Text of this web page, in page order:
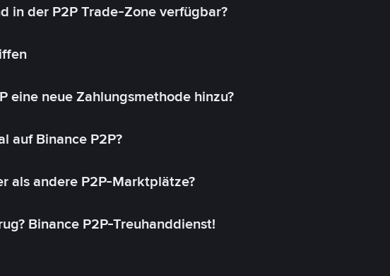
in der P2P Trade-Zone verfügbar?
eine neue Zahlungsmethode hinzu?
auf Binance P2P?
als andere P2P-Marktplätze?
Binance P2P-Treuhanddienst!